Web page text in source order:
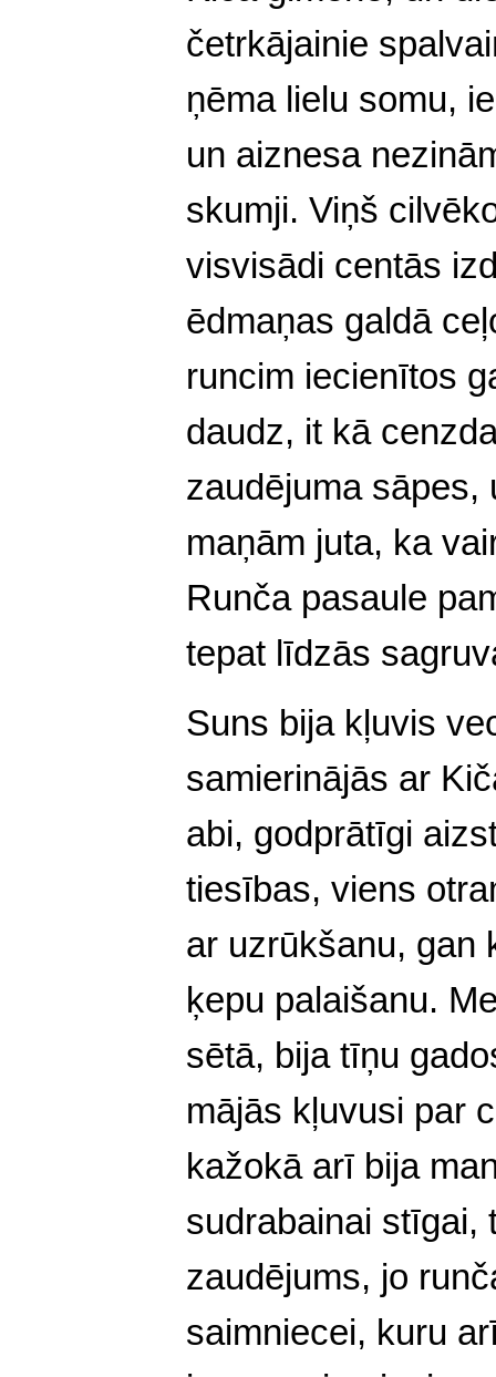
četrkājainie
ņēma lielu somu,
un aiznesa
skumji. Viņš
visvisādi centās
ēdmaņas galdā
runcim iecienītos
daudz, it kā
zaudējuma sāpes,
maņām juta, ka
Runča pasaule
tepat līdzās
Suns bija kļuvis
samierinājās ar
abi, godprātīgi aizs
tiesības, viens
ar uzrūkšanu, gan
ķepu palaišanu.
sētā, bija tīņu
mājās kļuvusi par
kažokā arī bija
sudrabainai stīgai,
zaudējums, jo
saimniecei, kuru